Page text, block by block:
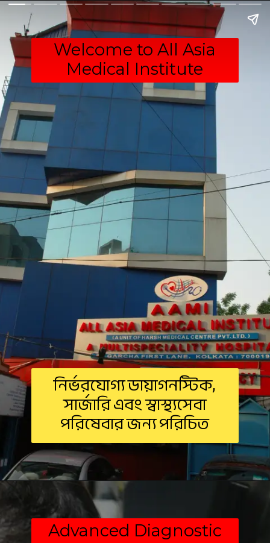
Welcome to All Asia
Medical Institute
নির্ভরযোগ্য ডায়াগনস্টিক,
সার্জারি এবং স্বাস্থ্যসেবা
পরিষেবার জন্য পরিচিত
Advanced Diagnostic